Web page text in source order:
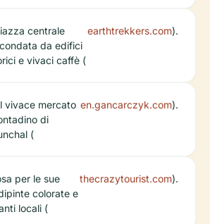
centrale
da edifici
e vivaci caffè (
earthtrekkers.com).
vivace mercato
di
(
en.gancarczyk.com).
per le sue
colorate e
locali (
thecrazytourist.com).